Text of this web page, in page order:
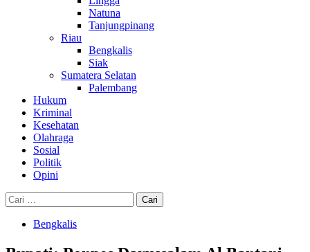
Natuna
Tanjungpinang
Riau
Bengkalis
Siak
Sumatera Selatan
Palembang
Hukum
Kriminal
Kesehatan
Olahraga
Sosial
Politik
Opini
Cari
untuk:
Bengkalis